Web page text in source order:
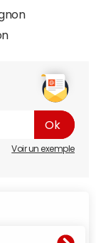
Voir un exemple